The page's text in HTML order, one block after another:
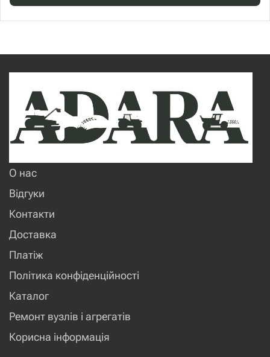
О нас
Відгуки
Контакти
Доставка
Платіж
Політика конфіденційності
Каталог
Ремонт вузлів і агрегатів
Корисна інформація